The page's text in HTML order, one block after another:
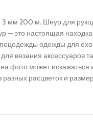
мм 200 м. Шнур для
— это настоящая находка
одежды для
вязания аксессуаров
фото может
разных расцветок и